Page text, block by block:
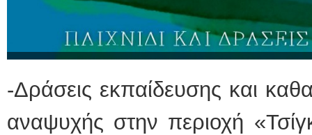
-Δράσεις εκπαίδευσης και
αναψυχής στην περιοχή